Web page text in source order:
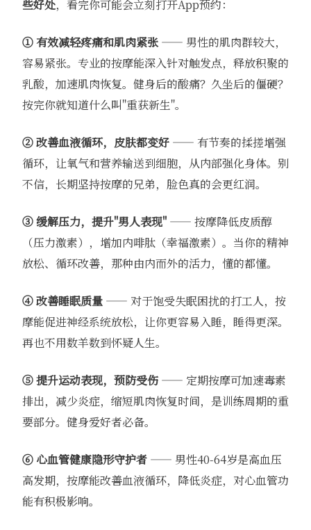
些好处，看完你可能会立刻打开App预约：
① 有效减轻疼痛和肌肉紧张—— 男性的肌肉群较大，
容易紧张。专业的按摩能深入针对触发点，释放积聚的
乳酸，加速肌肉恢复。健身后的酸痛？久坐后的僵硬？
按完你就知道什么叫"重获新生"。
② 改善血液循环，皮肤都变好—— 有节奏的揉搓增强
循环，让氧气和营养输送到细胞，从内部强化身体。别
不信，长期坚持按摩的兄弟，脸色真的会更红润。
③ 缓解压力，提升"男人表现"—— 按摩降低皮质醇
（压力激素），增加内啡肽（幸福激素）。当你的精神
放松、循环改善，那种由内而外的活力，懂的都懂。
④ 改善睡眠质量—— 对于饱受失眠困扰的打工人，按
摩能促进神经系统放松，让你更容易入睡，睡得更深。
再也不用数羊数到怀疑人生。
⑤ 提升运动表现，预防受伤—— 定期按摩可加速毒素
排出，减少炎症，缩短肌肉恢复时间，是训练周期的重
要部分。健身爱好者必备。
⑥ 心血管健康隐形守护者—— 男性40-64岁是高血压
高发期，按摩能改善血液循环，降低炎症，对心血管功
能有积极影响。